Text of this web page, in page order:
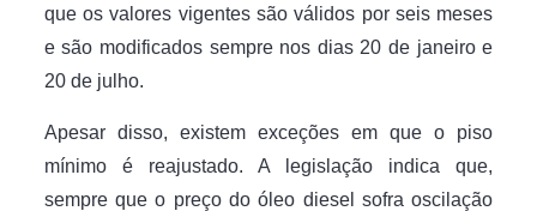
que os valores vigentes são válidos por seis meses
e são modificados sempre nos dias 20 de janeiro e
20 de julho.
Apesar disso, existem exceções em que o piso
mínimo é reajustado. A legislação indica que,
sempre que o preço do óleo diesel sofra oscilação